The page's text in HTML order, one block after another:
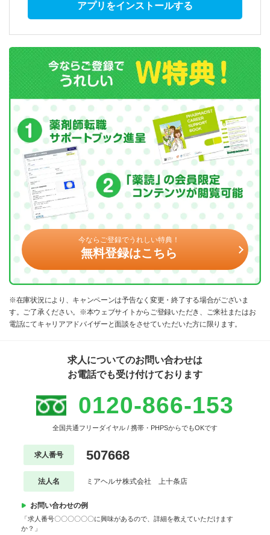
アプリをインストールする
今ならご登録でうれしい特典！
無料登録はこちら
※在庫状況により、キャンペーンは予告なく変更・終了する場合がございま
す。ご了承ください。※本ウェブサイトからご登録いただき、ご来社またはお
電話にてキャリアアドバイザーと面談をさせていただいた方に限ります。
求人についてのお問い合わせは
お電話でも受け付けております
0120-866-153
全国共通フリーダイヤル / 携帯・PHPSからでもOKです
求人番号 507668
法人名 ミアヘルサ株式会社 上十条店
お問い合わせの例
「求人番号〇〇〇〇〇〇に興味があるので、詳細を教えていただけます
か？」